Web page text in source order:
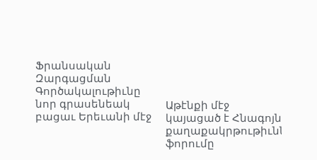
Ֆրանսական
Զարգացման
Գործակալութիւնը
նոր գրասենեակ
բացաւ Երեւանի մէջ
Աթէնքի մէջ
կայացած է Հնագոյն
քաղաքակրթութիւններու
ֆորումը